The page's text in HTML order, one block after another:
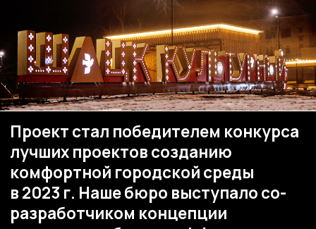
Проект стал победителем конкурса
лучших проектов созданию
комфортной городской среды
в 2023 г. Наше бюро выступало со-
разработчиком концепции
совместно с бюро vsv.lab.
После победы заявки
мы разработали проектно-сметную
документацию.
Общая площадь благоустройства составила 1,4 га.
В нее вошла центральная городская площадь
и пешеходный променад по ул. Комсомольская,
который является фрагментом федеральной
трассы М5 Урал.
Согласно концепции на ул.
Комсомольской появилось новое покрытие, были
установлены мафы, организовано освещение
пешеходной зоны. Важно, что здесь также удалось